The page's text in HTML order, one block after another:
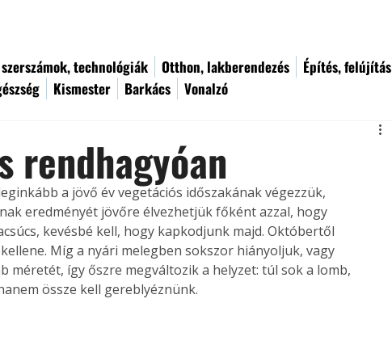
technológiák Otthon, lakberendezés Építés, felújítás
Kismester Barkács Vonalzó
rendhagyóan
a jövő év vegetációs időszakának végezzük,
eredményét jövőre élvezhetjük főként azzal, hogy
kevésbé kell, hogy kapkodjunk majd. Októbertől
Míg a nyári melegben sokszor hiányoljuk, vagy
méretét, így őszre megváltozik a helyzet: túl sok a lomb,
össze kell gereblyéznünk.